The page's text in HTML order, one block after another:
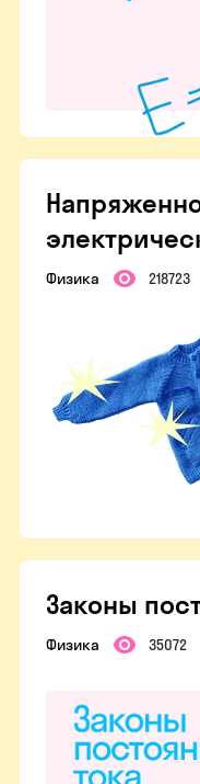
Законы
Физика 35072
Физика 218723